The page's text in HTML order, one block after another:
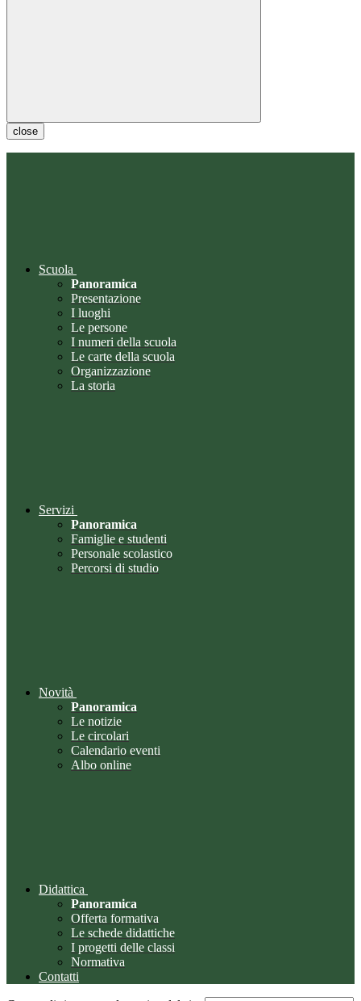
close
Scuola
Panoramica
Presentazione
I luoghi
Le persone
I numeri della scuola
Le carte della scuola
Organizzazione
La storia
Servizi
Panoramica
Famiglie e studenti
Personale scolastico
Percorsi di studio
Novità
Panoramica
Le notizie
Le circolari
Calendario eventi
Albo online
Didattica
Panoramica
Offerta formativa
Le schede didattiche
I progetti delle classi
Normativa
Contatti